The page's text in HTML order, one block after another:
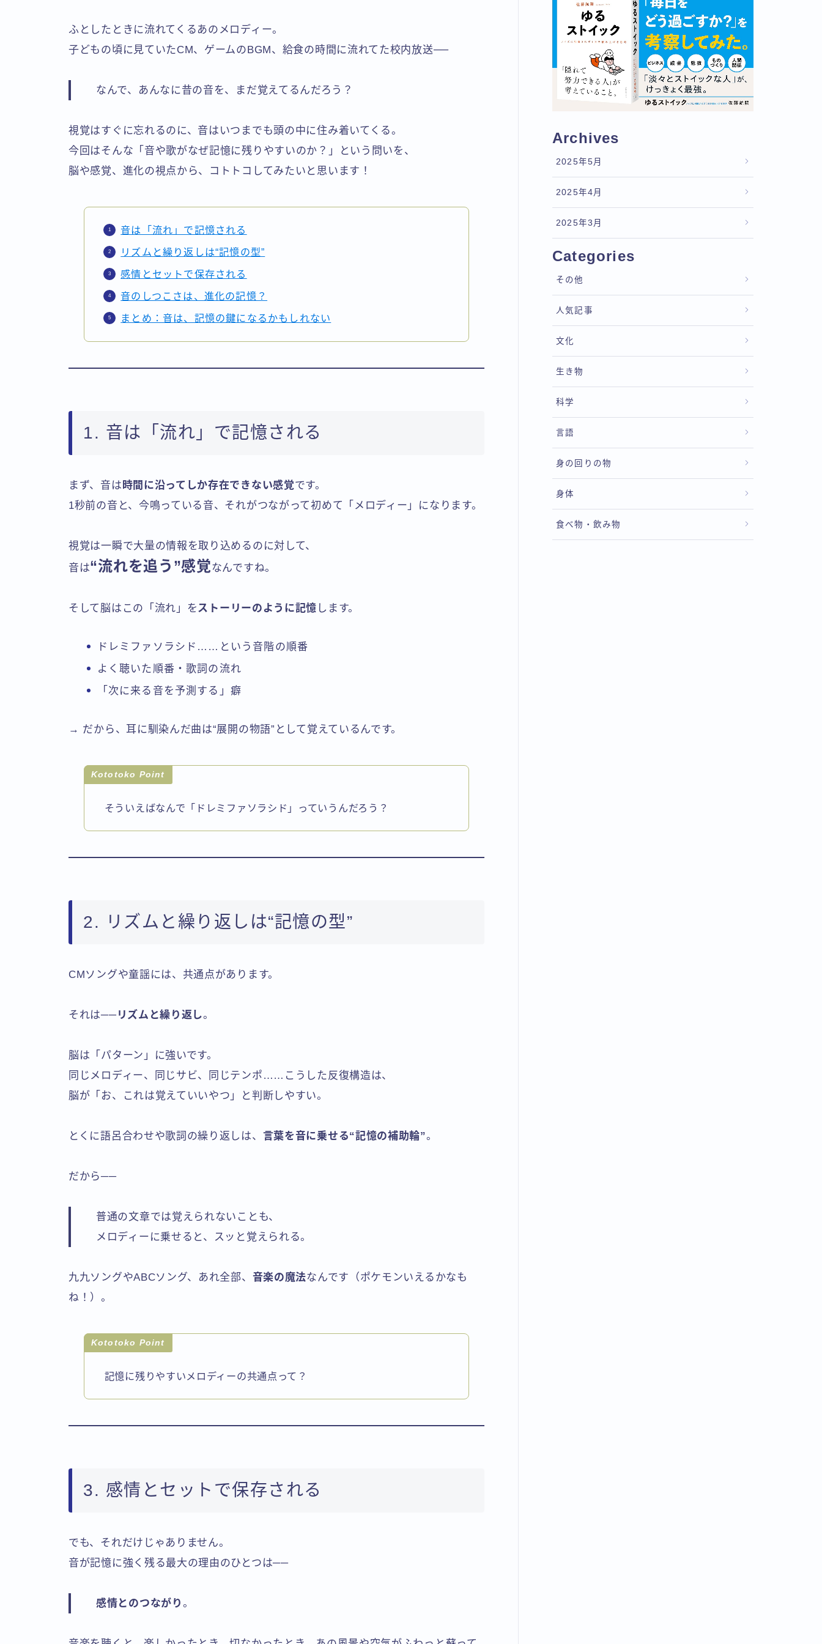
ふとしたときに流れてくるあのメロディー。
子どもの頃に見ていたCM、ゲームのBGM、給食の時間に流れてた校内放送──
なんで、あんなに昔の音を、まだ覚えてるんだろう？
視覚はすぐに忘れるのに、音はいつまでも頭の中に住み着いてくる。
今回はそんな「音や歌がなぜ記憶に残りやすいのか？」という問いを、
脳や感覚、進化の視点から、コトトコしてみたいと思います！
音は「流れ」で記憶される
リズムと繰り返しは“記憶の型”
感情とセットで保存される
音のしつこさは、進化の記憶？
まとめ：音は、記憶の鍵になるかもしれない
1. 音は「流れ」で記憶される
まず、音は 時間に沿ってしか存在できない感覚です。
1秒前の音と、今鳴っている音、それがつながって初めて「メロディー」になります。
視覚は一瞬で大量の情報を取り込めるのに対して、
音は“流れを追う”感覚なんですね。
そして脳はこの「流れ」を ストーリーのように記憶 します。
ドレミファソラシド……という音階の順番
よく聴いた順番・歌詞の流れ
「次に来る音を予測する」癖
→ だから、耳に馴染んだ曲は“展開の物語”として覚えているんです。
Kototoko Point
そういえばなんで「ドレミファソラシド」っていうんだろう？
2. リズムと繰り返しは“記憶の型”
CMソングや童謡には、共通点があります。
それは──リズムと繰り返し。
脳は「パターン」に強いです。
同じメロディー、同じサビ、同じテンポ……こうした反復構造は、
脳が「お、これは覚えていいやつ」と判断しやすい。
とくに語呂合わせや歌詞の繰り返しは、 言葉を音に乗せる“記憶の補助輪”。
だから──
普通の文章では覚えられないことも、
メロディーに乗せると、スッと覚えられる。
九九ソングやABCソング、あれ全部、 音楽の魔法なんです（ポケモンいえるかなも
ね！）。
Kototoko Point
記憶に残りやすいメロディーの共通点って？
3. 感情とセットで保存される
でも、それだけじゃありません。
音が記憶に強く残る最大の理由のひとつは──
感情とのつながり 。
Archives
2025年5月
2025年4月
2025年3月
Categories
その他
人気記事
文化
生き物
科学
言語
身の回りの物
身体
食べ物・飲み物